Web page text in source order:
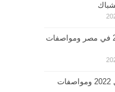
سعر كيا اكسييد 2022 في مصر ومواصفات
اسعار جاك J7 موديل 2022 ومواصفات